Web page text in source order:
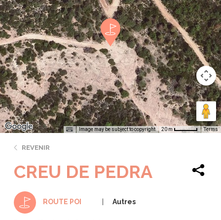
Image may be subject to copyright 20 m Terms
REVENIR
CREU DE PEDRA
ROUTE POI Autres